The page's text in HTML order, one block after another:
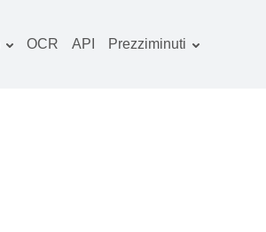
OCR API Prezziminuti